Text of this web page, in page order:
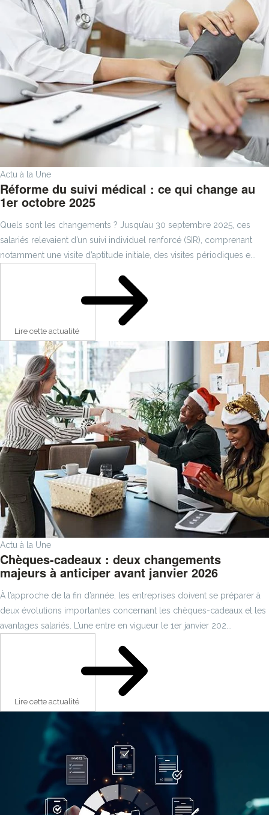
Actu à la Une
Réforme du suivi médical : ce qui change au
1er octobre 2025
Quels sont les changements ? Jusqu’au 30 septembre 2025, ces
salariés relevaient d’un suivi individuel renforcé (SIR), comprenant
notamment une visite d’aptitude initiale, des visites périodiques e...
Lire cette actualité
Actu à la Une
Chèques-cadeaux : deux changements
majeurs à anticiper avant janvier 2026
À l’approche de la fin d’année, les entreprises doivent se préparer à
deux évolutions importantes concernant les chèques-cadeaux et les
avantages salariés. L’une entre en vigueur le 1er janvier 202...
Lire cette actualité